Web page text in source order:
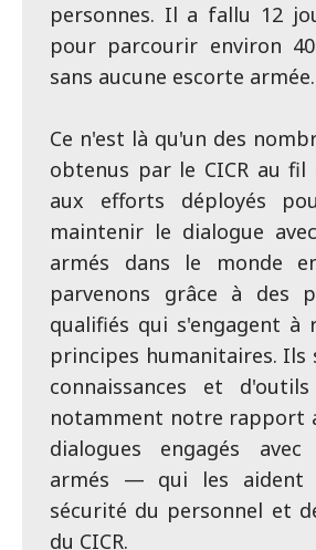
personnes. Il a fallu 12
pour parcourir environ
sans aucune escorte armée.
Ce n'est là qu'un des
obtenus par le CICR au fil
aux efforts déployés
maintenir le dialogue
armés dans le monde
parvenons grâce à des
qualifiés qui s'engagent à
principes humanitaires. Ils
connaissances et
notamment notre rapport
dialogues engagés
armés — qui les aident
sécurité du personnel et
du CICR.